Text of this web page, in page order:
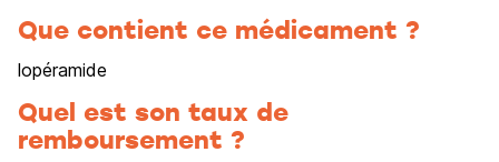
Que contient ce médicament ?
lopéramide
Quel est son taux de
remboursement ?